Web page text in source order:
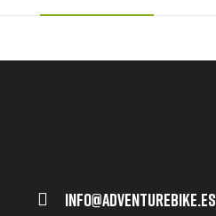
Info@adventurebike.es